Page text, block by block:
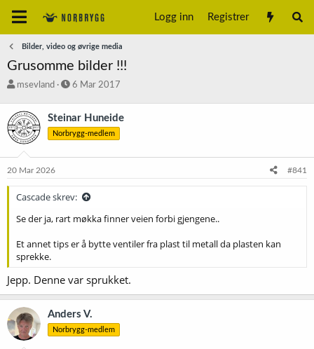
Logg inn Registrer
Bilder, video og øvrige media
Grusomme bilder !!!
T
å
d
s
a
r
t
e
msevland
S
r
t
a
o
6 Mar 2017
Steinar Huneide
Norbrygg-medlem
20 Mar 2026 #841
Cascade skrev:
Se der ja, rart møkka finner veien forbi gjengene..
Et annet tips er å bytte ventiler fra plast til metall da plasten kan
sprekke.
Jepp. Denne var sprukket.
Anders V.
Norbrygg-medlem